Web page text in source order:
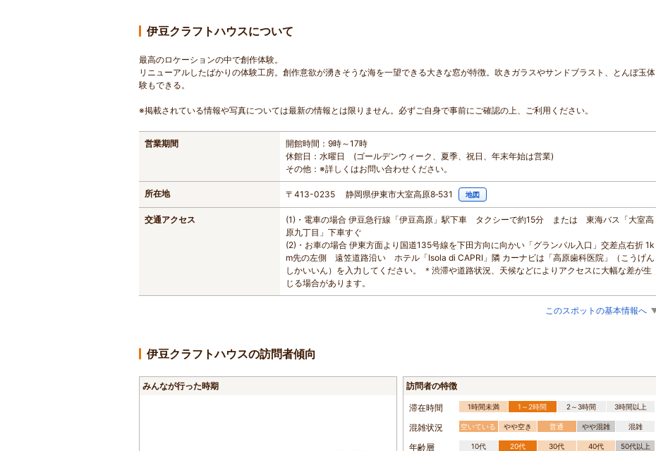
伊豆クラフトハウスについて
最高のロケーションの中で創作体験。
リニューアルしたばかりの体験工房。創作意欲が湧きそうな海を一望できる大きな窓が特徴。吹きガラスやサンドブラスト、とんぼ玉体
験もできる。
※掲載されている情報や写真については最新の情報とは限りません。必ずご自身で事前にご確認の上、ご利用ください。
営業期間
開館時間：9時～17時
休館日：水曜日 (ゴールデンウィーク、夏季、祝日、年末年始は営業)
その他：※詳しくはお問い合わせください。
所在地 〒413-0235 静岡県伊東市大室高原8‐531 地図
交通アクセス
(1)・電車の場合 伊豆急行線「伊豆高原」駅下車 タクシーで約15分 または 東海バス「大室高
原九丁目」下車すぐ
(2)・お車の場合 伊東方面より国道135号線を下田方向に向かい「グランパル入口」交差点右折 1k
m先の左側 遠笠道路沿い ホテル「Isola di CAPRI」隣 カーナビは「高原歯科医院」（こうげん
しかいいん）を入力してください。 ＊渋滞や道路状況、天候などによりアクセスに大幅な差が生
じる場合があります。
このスポットの基本情報へ
伊豆クラフトハウスの訪問者傾向
みんなが行った時期 訪問者の特徴
滞在時間 1時間未満 1～2時間 2～3時間 3時間以上
混雑状況 空いている やや空き 普通 やや混雑 混雑
年齢層 10代 20代 30代 40代 50代以上